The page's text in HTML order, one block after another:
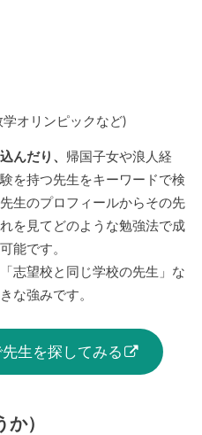
オリンピックなど)
んだり、 帰国子女や浪人経
を持つ先生をキーワードで検
生のプロフィールからその先
を見てどのような勉強法で成
能です。
志望校と同じ学校の先生」な
な強みです。
生を探してみる
）